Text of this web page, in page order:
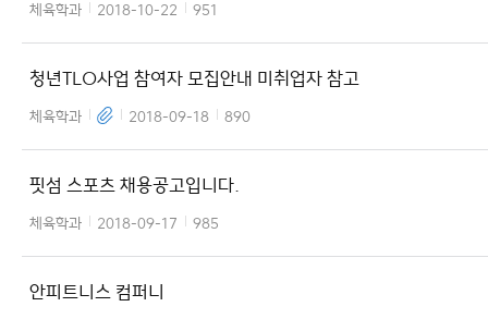
체육학과 2018-10-22 951
청년TLO사업 참여자 모집안내 미취업자 참고
체육학과 2018-09-18 890
핏섬 스포츠 채용공고입니다.
체육학과 2018-09-17 985
안피트니스 컴퍼니